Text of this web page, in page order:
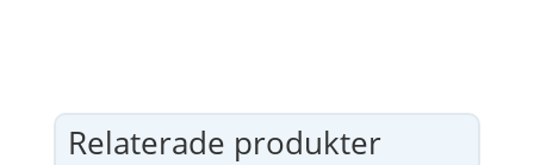
Relaterade produkter